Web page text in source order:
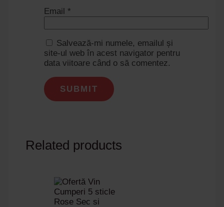
Email *
Salvează-mi numele, emailul și
site-ul web în acest navigator pentru
data viitoare când o să comentez.
Related products